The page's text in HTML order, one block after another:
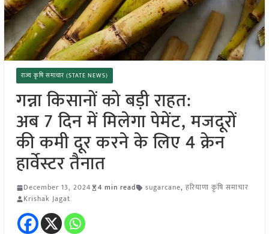
राज्य कृषि समाचार (STATE NEWS)
गन्ना किसानों को बड़ी राहत:
अब 7 दिन में मिलेगा पेमेंट, मजदूरों
की कमी दूर करने के लिए 4 क्रेन
हार्वेस्टर तैनात
December 13, 2024 4 min read sugarcane, हरियाणा कृषि समाचार
Krishak Jagat